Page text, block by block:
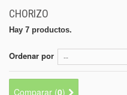
FRUTAS Y VEDURAS
REFRESCOS
CARNICERÍA Y CHARCUTERÍA
BEBIDAS
CHORIZO
Hay 7 productos.
Ordenar por --
Comparar (0)